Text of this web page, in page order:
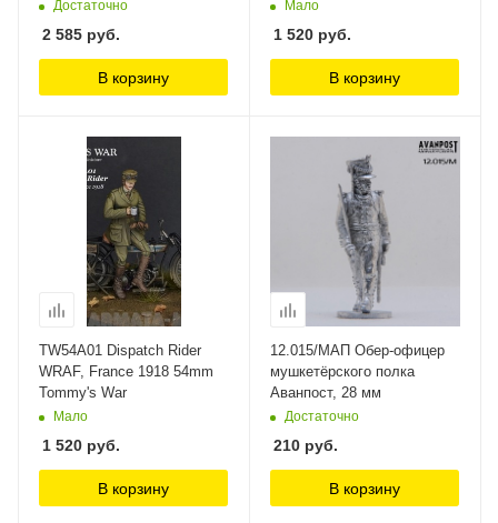
Достаточно
2 585 руб.
В корзину
Мало
1 520 руб.
В корзину
TW54A01 Dispatch Rider
WRAF, France 1918 54mm
Tommy's War
Мало
1 520 руб.
В корзину
12.015/МАП Обер-офицер
мушкетёрского полка
Аванпост, 28 мм
Достаточно
210 руб.
В корзину